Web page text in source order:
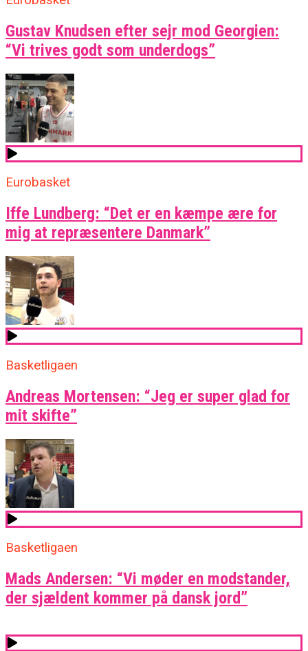
Gustav Knudsen efter sejr mod Georgien:
“Vi trives godt som underdogs”
Eurobasket
Iffe Lundberg: “Det er en kæmpe ære for
mig at repræsentere Danmark”
Basketligaen
Andreas Mortensen: “Jeg er super glad for
mit skifte”
Basketligaen
Mads Andersen: “Vi møder en modstander,
der sjældent kommer på dansk jord”